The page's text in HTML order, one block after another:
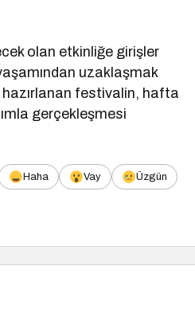
olan etkinliğe girişler
uzaklaşmak
festivalin, hafta
gerçekleşmesi
Haha Vay Üzgün